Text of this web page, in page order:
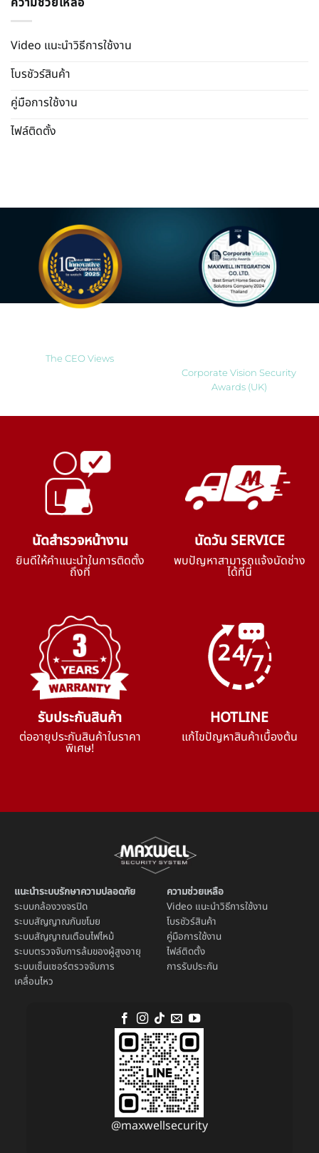
Video แนะนำวิธีการใช้งาน
โบรชัวร์สินค้า
คู่มือการใช้งาน
ไฟล์ติดตั้ง
The CEO Views
Corporate Vision Security
Awards (UK)
นัดสำรวจหน้างาน
ยินดีให้คำแนะนำในการติดตั้ง
ถึงที่
นัดวัน SERVICE
พบปัญหาสามารถแจ้งนัดช่าง
ได้ที่นี่
รับประกันสินค้า
ต่ออายุประกันสินค้าในราคา
พิเศษ!
HOTLINE
แก้ไขปัญหาสินค้าเบื้องต้น
แนะนำระบบรักษาความปลอดภัย
ระบบกล้องวงจรปิด
ระบบสัญญาณกันขโมย
ระบบสัญญาณเตือนไฟไหม้
ระบบตรวจจับการล้มของผู้สูงอายุ
ระบบเซ็นเซอร์ตรวจจับการ
เคลื่อนไหว
ความช่วยเหลือ
Video แนะนำวิธีการใช้งาน
โบรชัวร์สินค้า
คู่มือการใช้งาน
ไฟล์ติดตั้ง
การรับประกัน
@maxwellsecurity